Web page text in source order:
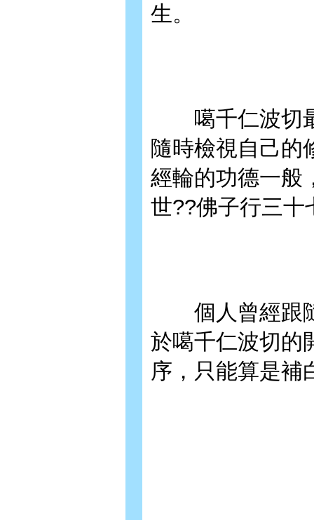
生。
噶千仁波切最
隨時檢視自己的
經輪的功德一般
世??佛子行三十
個人曾經跟隨
於噶千仁波切的
序，只能算是補